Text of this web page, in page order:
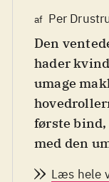
af Per
Den
hader
umage
første bind,
med den
Læs hele